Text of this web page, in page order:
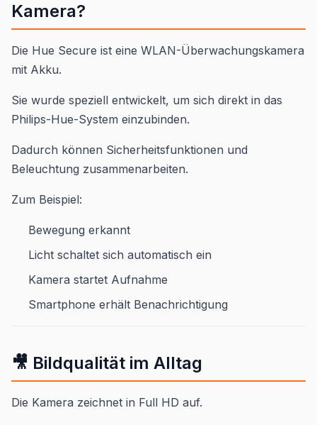
Kamera?
Die Hue Secure ist eine WLAN-Überwachungskamera
mit Akku.
Sie wurde speziell entwickelt, um sich direkt in das
Philips-Hue-System einzubinden.
Dadurch können Sicherheitsfunktionen und
Beleuchtung zusammenarbeiten.
Zum Beispiel:
Bewegung erkannt
Licht schaltet sich automatisch ein
Kamera startet Aufnahme
Smartphone erhält Benachrichtigung
🎥 Bildqualität im Alltag
Die Kamera zeichnet in Full HD auf.